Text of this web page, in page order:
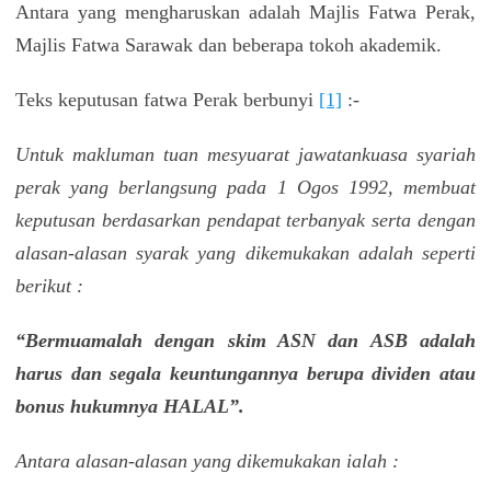
Antara yang mengharuskan adalah Majlis Fatwa Perak,
Majlis Fatwa Sarawak dan beberapa tokoh akademik.
Teks keputusan fatwa Perak berbunyi [1] :-
Untuk makluman tuan mesyuarat jawatankuasa syariah
perak yang berlangsung pada 1 Ogos 1992, membuat
keputusan berdasarkan pendapat terbanyak serta dengan
alasan-alasan syarak yang dikemukakan adalah seperti
berikut :
“Bermuamalah dengan skim ASN dan ASB adalah
harus dan segala keuntungannya berupa dividen atau
bonus hukumnya HALAL”.
Antara alasan-alasan yang dikemukakan ialah :